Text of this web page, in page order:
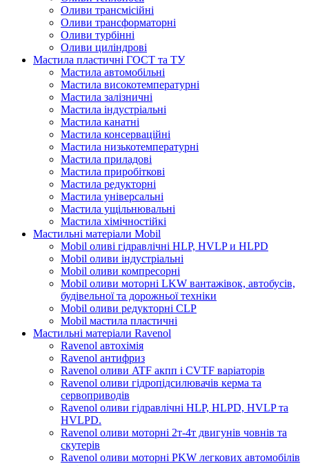
Оливи трансмісійні
Оливи трансформаторні
Оливи турбінні
Оливи циліндрові
Мастила пластичні ГОСТ та ТУ
Мастила автомобільні
Мастила високотемпературні
Мастила залізничні
Мастила індустріальні
Мастила канатні
Мастила консерваційні
Мастила низькотемпературні
Мастила приладові
Мастила приробіткові
Мастила редукторні
Мастила універсальні
Мастила ущільнювальні
Мастила хімічностійкі
Мастильні матеріали Mobil
Mobil оливі гідравлічні HLP, HVLP и HLPD
Mobil оливи індустріальні
Mobil оливи компресорні
Mobil оливи моторні LKW вантажівок, автобусів,
будівельної та дорожньої техніки
Mobil оливи редукторні CLP
Mobil мастила пластичні
Мастильні матеріали Ravenol
Ravenol автохімія
Ravenol антифриз
Ravenol оливи ATF акпп і CVTF варіаторів
Ravenol оливи гідропідсилювачів керма та
сервоприводів
Ravenol оливи гідравлічні HLP, HLPD, HVLP та
HVLPD.
Ravenol оливи моторні 2т-4т двигунів човнів та
скутерів
Ravenol оливи моторні PKW легкових автомобілів